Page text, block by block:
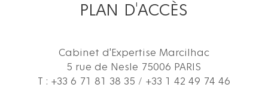
PLAN D'ACCÈS
Cabinet d'Expertise Marcilhac
5 rue de Nesle 75006 PARIS
T : +33 6 71 81 38 35 / +33 1 42 49 74 46